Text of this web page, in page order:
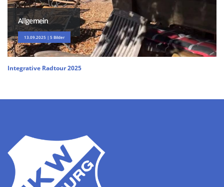
Allgemein
13.09.2025 | 5 Bilder
Integrative Radtour 2025